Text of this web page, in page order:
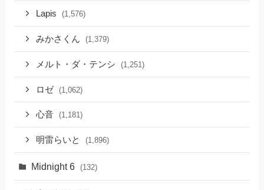
Lapis (1,576)
みかさくん (1,379)
メルト・ダ・テンシ (1,251)
ロゼ (1,062)
心音 (1,181)
明雷らいと (1,896)
Midnight 6 (132)